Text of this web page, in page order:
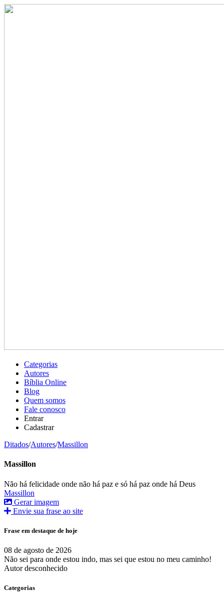
Categorias
Autores
Bíblia Online
Blog
Quem somos
Fale conosco
Entrar
Cadastrar
Ditados/Autores/Massillon
Massillon
Não há felicidade onde não há paz e só há paz onde há Deus
Massillon
Gerar imagem
Envie sua frase ao site
Frase em destaque de hoje
08 de agosto de 2026
Não sei para onde estou indo, mas sei que estou no meu caminho!
Autor desconhecido
Categorias